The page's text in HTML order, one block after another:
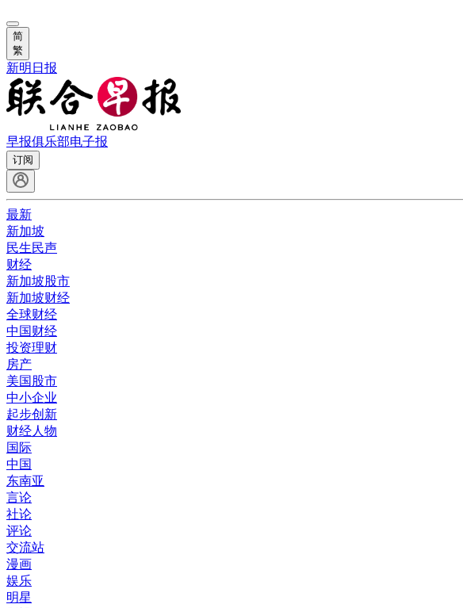
简
繁
新明日报
早报俱乐部电子报
订阅
最新
新加坡
民生民声
财经
新加坡股市
新加坡财经
全球财经
中国财经
投资理财
房产
美国股市
中小企业
起步创新
财经人物
国际
中国
东南亚
言论
社论
评论
交流站
漫画
娱乐
明星